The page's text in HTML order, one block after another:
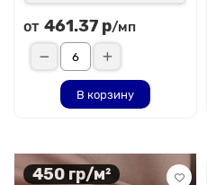
от 461.37 р/мп
В корзину
450 гр/м²